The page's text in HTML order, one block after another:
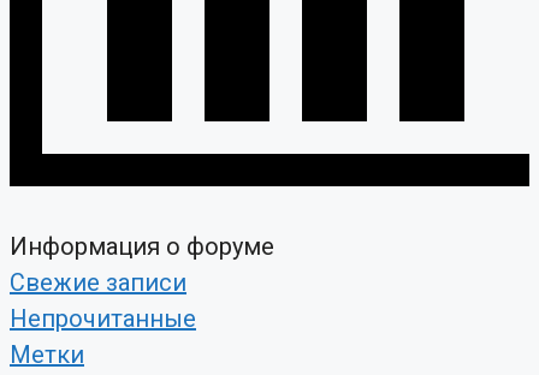
Информация о форуме
Свежие записи
Непрочитанные
Метки